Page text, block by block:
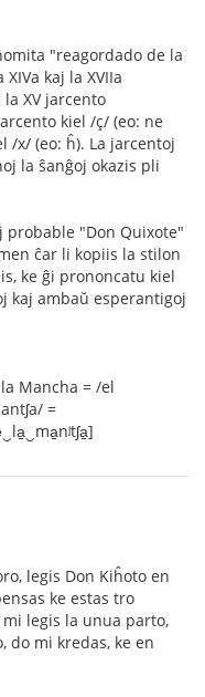
"reagordado de la
kaj la XVIIa
XV jarcento
kiel /ç/ (eo: ne
/x/ (eo: ĥ). La jarcentoj
la ŝanĝoj okazis pli
probable "Don Quixote"
ĉar li kopiis la stilon
ke ĝi prononcatu kiel
kaj ambaŭ esperantigoj
Mancha = /el
=
legis Don Kiĥoto en
ke estas tro
legis la unua parto,
do mi kredas, ke en